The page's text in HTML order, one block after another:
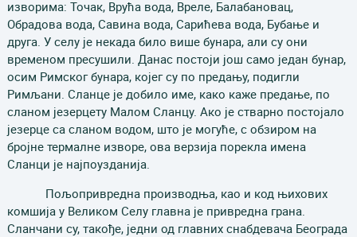
изворима: Точак, Врућа вода, Вреле, Балабановац,
Обрадова вода, Савина вода, Сарићева вода, Бубање и
друга. У селу је некада било више бунара, али су они
временом пресушили. Данас постоји још само један бунар,
осим Римског бунара, којег су по предању, подигли
Римљани. Сланце је добило име, како каже предање, по
сланом језерцету Малом Сланцу. Ако је стварно постојало
језерце са сланом водом, што је могуће, с обзиром на
бројне термалне изворе, ова верзија порекла имена
Сланци је најпоузданија.
Пољопривредна производња, као и код њихових
комшија у Великом Селу главна је привредна грана.
Сланчани су, такође, једни од главних снабдевача Београда